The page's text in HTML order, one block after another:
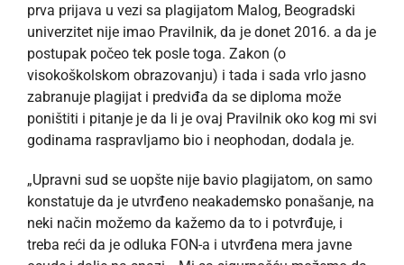
prva prijava u vezi sa plagijatom Malog, Beogradski
univerzitet nije imao Pravilnik, da je donet 2016. a da je
postupak počeo tek posle toga. Zakon (o
visokoškolskom obrazovanju) i tada i sada vrlo jasno
zabranuje plagijat i predviđa da se diploma može
poništiti i pitanje je da li je ovaj Pravilnik oko kog mi svi
godinama raspravljamo bio i neophodan, dodala je.
„Upravni sud se uopšte nije bavio plagijatom, on samo
konstatuje da je utvrđeno neakademsko ponašanje, na
neki način možemo da kažemo da to i potvrđuje, i
treba reći da je odluka FON-a i utvrđena mera javne